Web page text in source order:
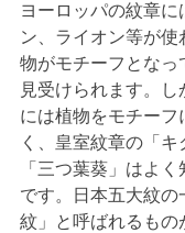
ヨーロッパの紋章
ン、ライオン等が使
物がモチーフとなっ
見受けられます。
には植物をモチーフ
く、皇室紋章の「
「三つ葉葵」はよ
です。日本五大紋の
紋」と呼ばれるもの